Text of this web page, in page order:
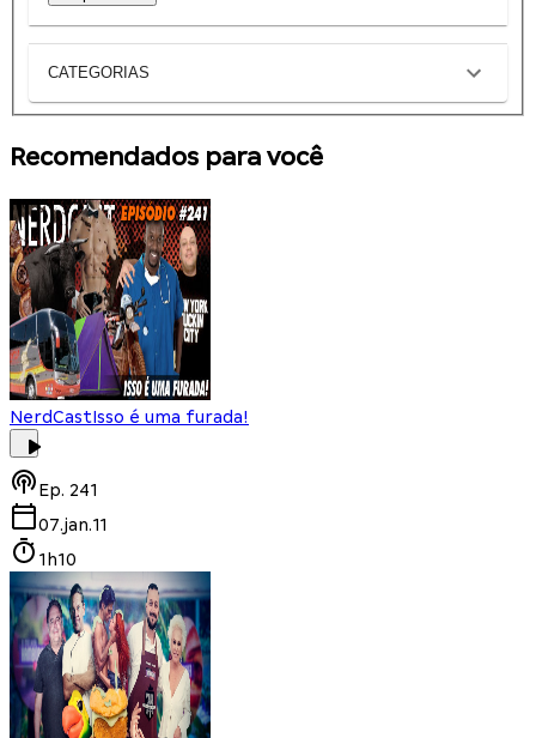
CATEGORIAS
Recomendados para você
NerdCastIsso é uma furada!
Ep. 241
07.jan.11
1h10